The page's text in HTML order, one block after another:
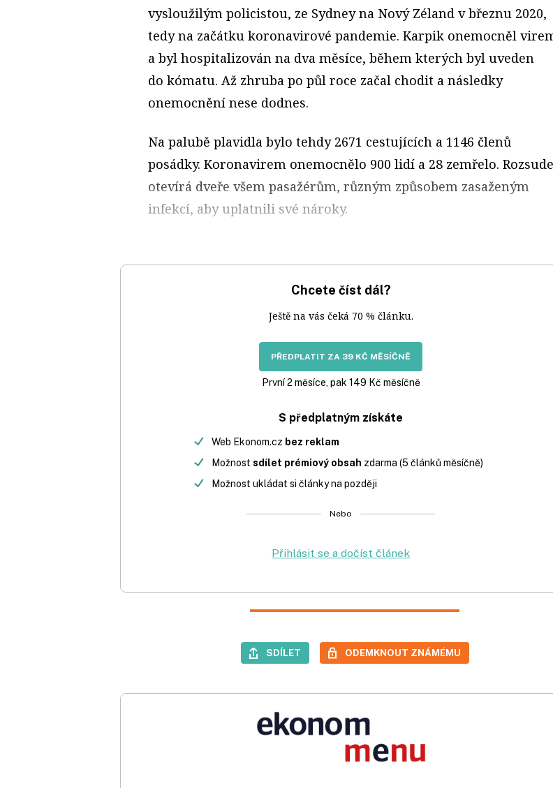
vysloužilým policistou, ze Sydney na Nový Zéland v březnu 2020,
tedy na začátku koronavirové pandemie. Karpik onemocněl
a byl hospitalizován na dva měsíce, během kterých byl uveden
do kómatu. Až zhruba po půl roce začal chodit a následky
onemocnění nese dodnes.
Na palubě plavidla bylo tehdy 2671 cestujících a 1146 členů
posádky. Koronavirem onemocnělo 900 lidí a 28 zemřelo.
otevírá dveře všem pasažérům, různým způsobem zasaženým
infekcí, aby uplatnili své nároky.
Chcete číst dál?
Ještě na vás čeká 70 % článku.
PŘEDPLATIT ZA 39 KČ MĚSÍČNĚ
První 2 měsíce, pak 149 Kč měsíčně
S předplatným získáte
Web Ekonom.cz bez reklam
Možnost sdílet prémiový obsah zdarma (5 článků měsíčně)
Možnost ukládat si články na později
Nebo
Přihlásit se a dočíst článek
SDÍLET ODEMKNOUT ZNÁMÉMU